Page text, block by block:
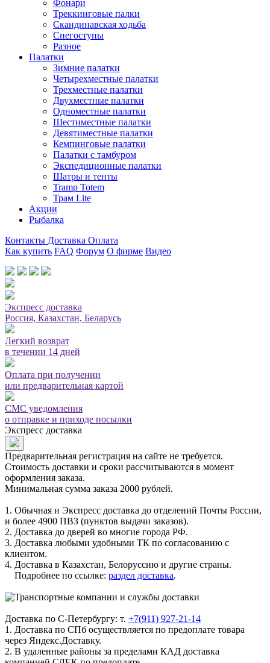
Фонари
Треккинговые палки
Скандинавская ходьба
Снегоступы
Разное
Палатки
Зимние палатки
Четырехместные палатки
Трехместные палатки
Двухместные палатки
Одноместные палатки
Шестиместные палатки
Девятиместные палатки
Кемпинговые палатки
Палатки с тамбуром
Экспедиционные палатки
Шатры и тенты
Tramp Totem
Трам Lite
Акции
Рыбалка
Контакты Доставка Оплата
Как купить FAQ Форум О фирме Видео
Экспресс доставка
Россия, Казахстан, Беларусь
Легкий возврат
в течении 14 дней
Оплата при получении
или предварительная картой
СМС уведомления
о отправке и приходе посылки
Экспресс доставка
Предварительная регистрация на сайте не требуется.
Стоимость доставки и сроки рассчитываются в момент
оформления заказа.
Минимальная сумма заказа 2000 рублей.
1. Обычная и Экспресс доставка до отделений Почты России,
и более 4900 ПВЗ (пунктов выдачи заказов).
2. Доставка до дверей во многие города РФ.
3. Доставка любыми удобными ТК по согласованию с
клиентом.
4. Доставка в Казахстан, Белоруссию и другие страны.
Подробнее по ссылке: раздел доставка.
Доставка по С-Петербургу: т. +7(911) 927-21-14
1. Доставка по СПб осуществляется по предоплате товара
через Яндекс.Доставку.
2. В удаленные районы за пределами КАД доставка